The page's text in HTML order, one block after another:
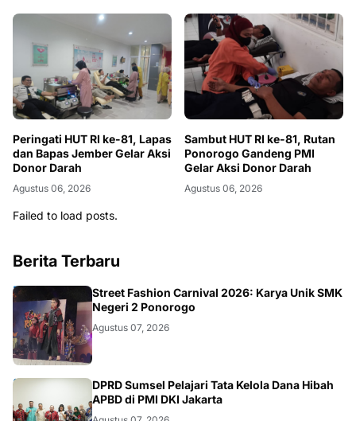
Peringati HUT RI ke-81, Lapas
dan Bapas Jember Gelar Aksi
Donor Darah
Agustus 06, 2026
Sambut HUT RI ke-81, Rutan
Ponorogo Gandeng PMI
Gelar Aksi Donor Darah
Agustus 06, 2026
Failed to load posts.
Berita Terbaru
JATIM
Street Fashion Carnival 2026: Karya Unik SMK
Negeri 2 Ponorogo
Agustus 07, 2026
ANEWS
DPRD Sumsel Pelajari Tata Kelola Dana Hibah
APBD di PMI DKI Jakarta